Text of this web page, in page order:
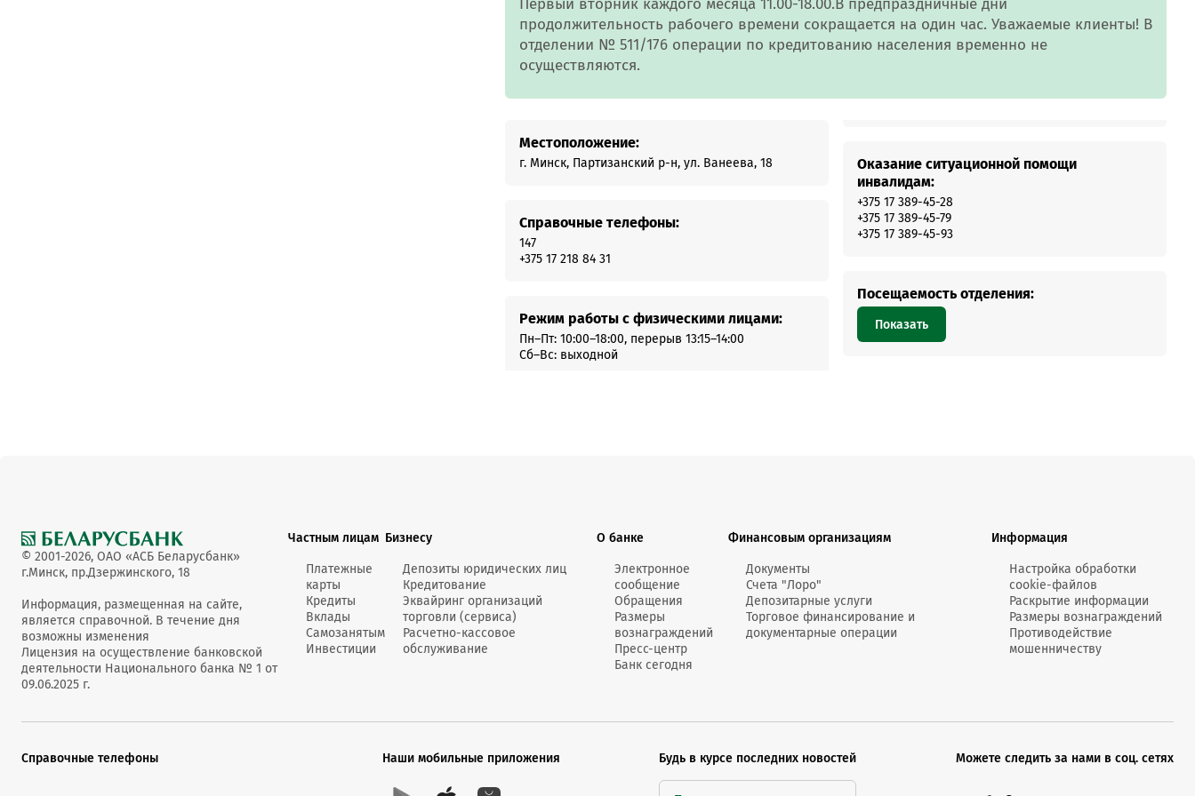
Онлайн-консультант:
пн—пт 9:00 - 20:00*
номеру
Подробнее
Первый вторник каждого месяца 11.00-18.00.В предпраздничные дни
продолжительность рабочего времени сокращается на один час. Уважаемые клиенты! В
отделении № 511/176 операции по кредитованию населения временно не
осуществляются.
Местоположение:
г. Минск, Партизанский р-н, ул. Ванеева, 18
Справочные телефоны:
147
+375 17 218 84 31
Режим работы с физическими лицами:
Пн–Пт: 10:00–18:00, перерыв 13:15–14:00
Сб–Вс: выходной
Оказание ситуационной помощи
инвалидам:
+375 17 389-45-28
+375 17 389-45-79
+375 17 389-45-93
Посещаемость отделения:
Показать
© 2001-2026, ОАО «АСБ Беларусбанк»
г.Минск, пр.Дзержинского, 18
Информация, размещенная на сайте,
является справочной. В течение дня
возможны изменения
Лицензия на осуществление банковской
деятельности Национального банка № 1 от
09.06.2025 г.
Частным лицам
Платежные
карты
Кредиты
Вклады
Самозанятым
Инвестиции
Бизнесу
Депозиты юридических лиц
Кредитование
Эквайринг организаций
торговли (сервиса)
Расчетно-кассовое
обслуживание
О банке
Электронное
сообщение
Обращения
Размеры
вознаграждений
Пресс-центр
Банк сегодня
Финансовым организациям
Документы
Счета "Лоро"
Депозитарные услуги
Торговое финансирование и
документарные операции
Информация
Настройка обработки
cookie-файлов
Раскрытие информации
Размеры вознаграждений
Противодействие
мошенничеству
Справочные телефоны Наши мобильные приложения Будь в курсе последних новостей Можете следить за нами в соц. сетях